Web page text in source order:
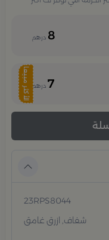
8 درهم
الأكثر مبيعا 7 درهم
23RPS8044
شفاف, ازرق غامق